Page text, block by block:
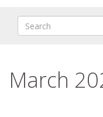
Search
March